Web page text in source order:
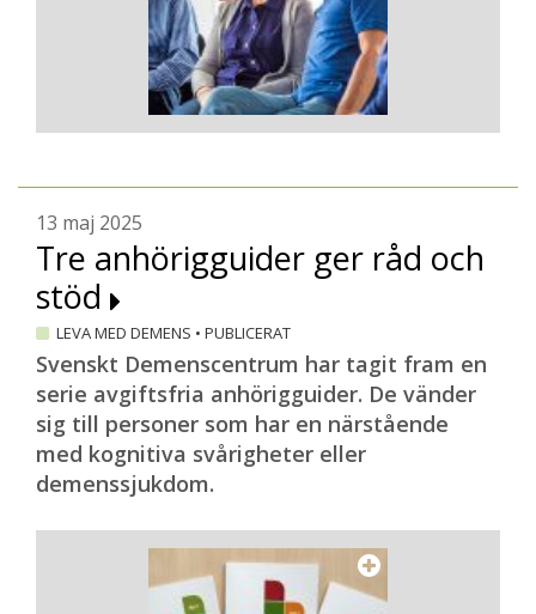
13 maj 2025
Tre anhörigguider ger råd och
stöd
LEVA MED DEMENS • PUBLICERAT
Svenskt Demenscentrum har tagit fram en
serie avgiftsfria anhörigguider. De vänder
sig till personer som har en närstående
med kognitiva svårigheter eller
demenssjukdom.